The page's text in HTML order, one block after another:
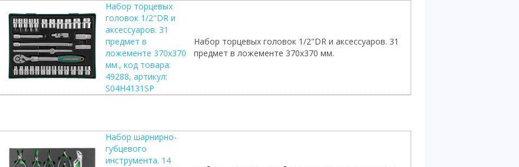
Набор торцевых
головок 1/2"DR и
аксессуаров. 31
предмет в
ложементе 370х370
мм., код товара:
49288, артикул:
S04H4131SP
Набор торцевых головок 1/2"DR и аксессуаров. 31
предмет в ложементе 370х370 мм.
Набор шарнирно-
губцевого
инструмента. 14